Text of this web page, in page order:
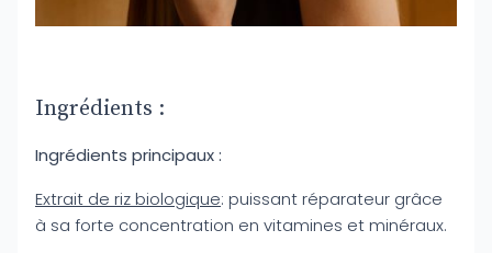
Ingrédients :
Ingrédients principaux :
Extrait de riz biologique: puissant réparateur grâce
à sa forte concentration en vitamines et minéraux.